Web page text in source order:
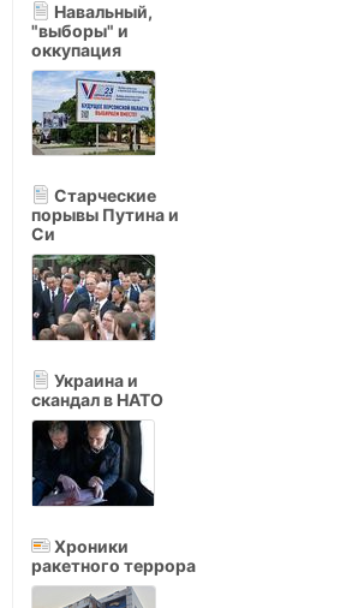
Навальный,
"выборы" и
оккупация
Старческие
порывы Путина и
Си
Украина и
скандал в НАТО
Хроники
ракетного террора